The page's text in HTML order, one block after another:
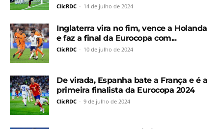
ClicRDC - 14 de julho de 2024
Inglaterra vira no fim, vence a Holanda
e faz a final da Eurocopa com...
ClicRDC - 10 de julho de 2024
De virada, Espanha bate a França e é a
primeira finalista da Eurocopa 2024
ClicRDC - 9 de julho de 2024